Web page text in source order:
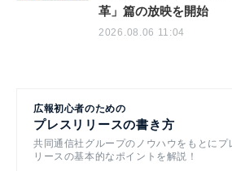
革」篇の放映を開始
2026.08.06 11:04
広報初心者のための
プレスリリースの書き方
共同通信社グループのノウハウをもとにプ
リースの基本的なポイントを解説！